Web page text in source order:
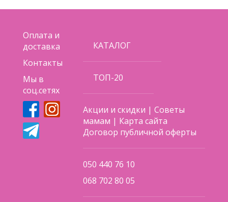
Оплата и
доставка
Контакты
Мы в
соц.сетях
КАТАЛОГ
ТОП-20
Акции и скидки |Советы
мамам | Карта сайта
Договор публичной оферты
050 440 76 10
068 702 80 05